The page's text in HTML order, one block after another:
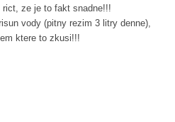
ze je to fakt snadne!!!
vody (pitny rezim 3 litry denne),
ktere to zkusi!!!